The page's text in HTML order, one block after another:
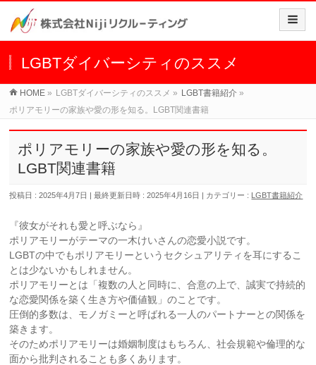
LGBTダイバーシティのススメ
HOME » LGBTダイバーシティのススメ » LGBT書籍紹介 »
ポリアモリーの家族や愛の形を知る。LGBT関連書籍
ポリアモリーの家族や愛の形を知る。
LGBT関連書籍
投稿日 : 2025年4月7日 最終更新日時 : 2025年4月16日 カテゴリー : LGBT書籍紹介
『彼女がそれも愛と呼ぶなら』
ポリアモリーがテーマの一木けいさんの恋愛小説です。
LGBTの中でもポリアモリーというセクシュアリティを耳にするこ
とは少ないかもしれません。
ポリアモリーとは「複数の人と同時に、合意の上で、誠実で持続的
な恋愛関係を築く生き方や価値観」のことです。
圧倒的多数は、モノガミーと呼ばれる一人のパートナーとの関係を
築きます。
そのためポリアモリーは婚姻制度はもちろん、社会規範や倫理的な
面から批判されることも多くあります。